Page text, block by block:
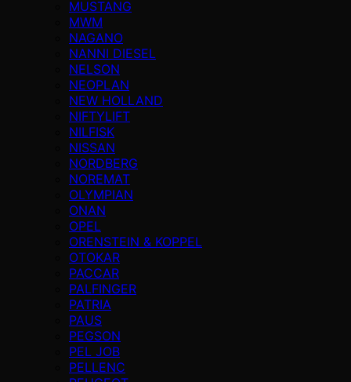
MUSTANG
MWM
NAGANO
NANNI DIESEL
NELSON
NEOPLAN
NEW HOLLAND
NIFTYLIFT
NILFISK
NISSAN
NORDBERG
NOREMAT
OLYMPIAN
ONAN
OPEL
ORENSTEIN & KOPPEL
OTOKAR
PACCAR
PALFINGER
PATRIA
PAUS
PEGSON
PEL JOB
PELLENC